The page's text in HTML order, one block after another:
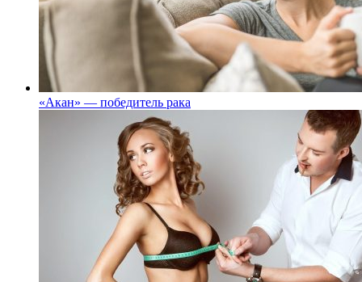
«Акан» — победитель рака